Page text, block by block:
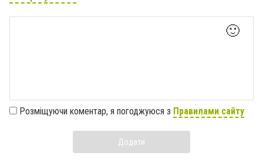
🙂
Розміщуючи коментар, я погоджуюся з Правилами сайту
Додати